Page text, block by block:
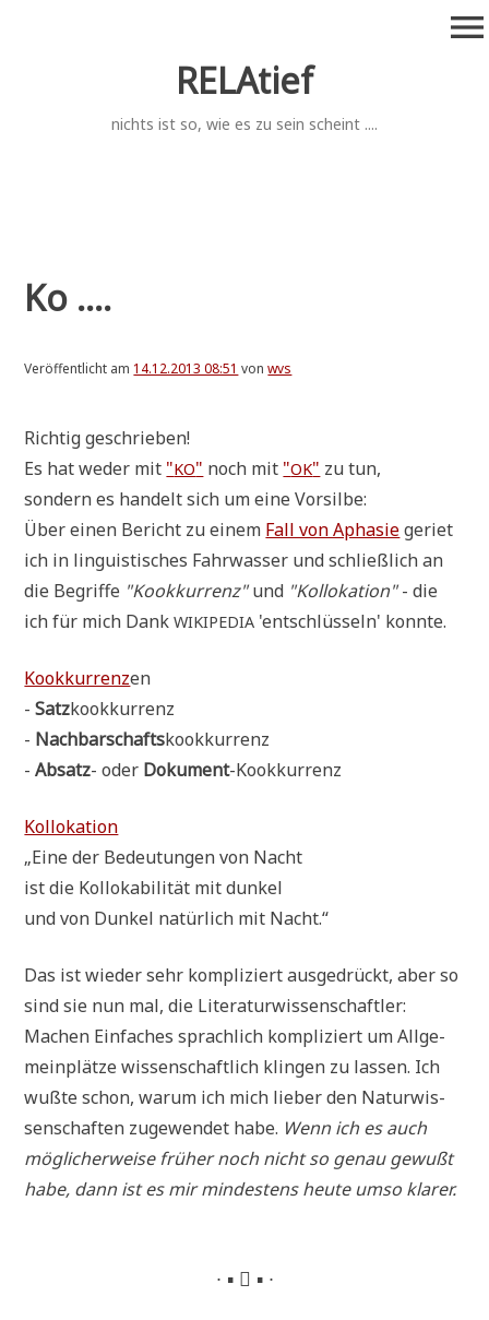
RELAtief
nichts ist so, wie es zu sein scheint ....
menu
Ko ....
Veröffentlicht am 14.12.2013 08:51 vonwvs
Rich­tig geschrieben!
Es hat weder mit "KO" noch mit "OK" zu tun,
son­dern es han­delt sich um eine Vorsilbe:
Über einen Bericht zu einem Fall von Apha­siegeriet
ich in lin­gu­isti­sches Fahr­was­ser und schließ­lich an
die Begrif­fe "Kook­kur­renz"und "Kol­lo­ka­ti­on"- die
ich für mich DankWIKIPEDIA 'ent­schlüs­seln' konnte.
Kook­kur­renzen
-Satzkook­kur­renz
- Nach­bar­schaftskook­kur­renz
-Absatz- oder Doku­ment-Kook­kur­renz
Kol­lo­ka­ti­on
„Eine der Bedeu­tun­gen von Nacht
ist die Kol­lo­ka­bi­li­tät mit dunkel
und von Dun­kel natür­lich mit Nacht.“
Das ist wie­der sehr kom­pli­ziert aus­ge­drückt, aber so
sind sie nun mal, die Literaturwissenschaftler:
Machen Ein­fa­ches sprach­lich kom­pli­ziert um All­ge­
mein­plät­ze wis­sen­schaft­lich klin­gen zu las­sen. Ich
wuß­te schon, war­um ich mich lie­ber den Natur­wis­
sen­schaf­ten zuge­wen­det habe. Wenn ich es auch
mög­li­cher­wei­se frü­her noch nicht so genau gewußt
habe, dann ist es mir min­de­stens heu­te umso klarer.
∙ ▪  ▪ ∙